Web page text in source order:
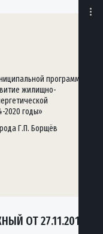
программы
жилищно-
2020 годы»
Г.П. Борщёв
ОТ 27.11.2015